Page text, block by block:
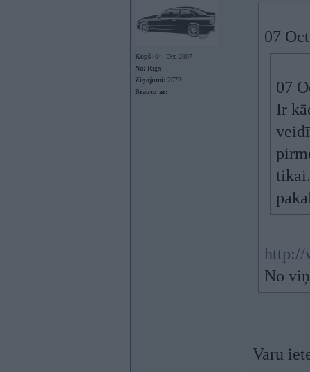
Kopš: 04. Dec 2007
No: Rīga
Ziņojumi: 2572
Braucu ar:
07
07
Ir
http://
No
Varu